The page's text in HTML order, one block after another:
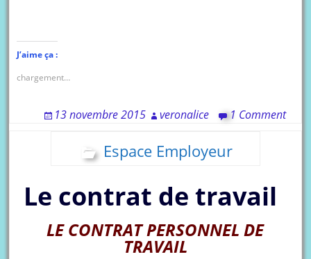
J’aime ça :
chargement…
13 novembre 2015 veronalice 1 Comment
Espace Employeur
Le contrat de travail
LE CONTRAT PERSONNEL DE
TRAVAIL